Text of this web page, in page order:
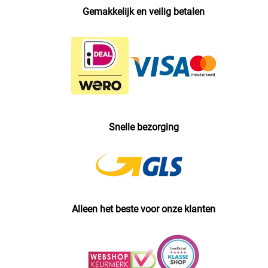
Gemakkelijk en veilig betalen
Snelle bezorging
Alleen het beste voor onze klanten